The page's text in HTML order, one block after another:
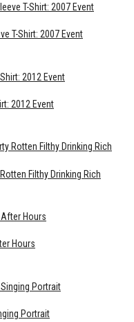
T-Shirt: 2007 Event
2012 Event
Filthy Drinking Rich
Hours
Portrait